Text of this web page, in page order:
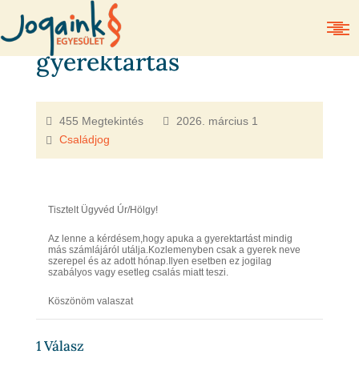
gyerektartás
455 Megtekintés
2026. március 1
Családjog
Tisztelt Ügyvéd Úr/Hölgy!
Az lenne a kérdésem,hogy apuka a gyerektartást mindig
más számlájáról utálja.Kozlemenyben csak a gyerek neve
szerepel és az adott hónap.Ilyen esetben ez jogilag
szabályos vagy esetleg csalás miatt teszi.
Köszönöm valaszat
1Válasz